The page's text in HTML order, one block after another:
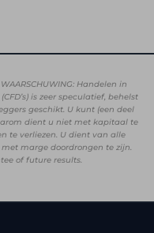
WAARSCHUWING: Handelen in
is zeer speculatief, behelst
geschikt. U kunt (een deel
dient u niet met kapitaal te
te verliezen. U dient van alle
marge doordrongen te zijn.
of future results.